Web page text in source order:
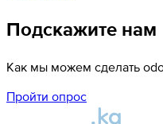
Подскажите нам
Как мы можем сделать
Пройти опрос